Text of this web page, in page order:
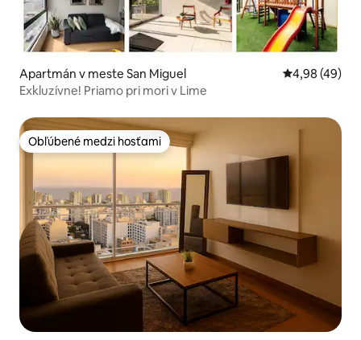
Apartmán v meste San Miguel Priemerné
4,98 (49)
Exkluzívne! Priamo pri mori v Lime
Obľúbené medzi hosťami
Obľúbené medzi hosťami